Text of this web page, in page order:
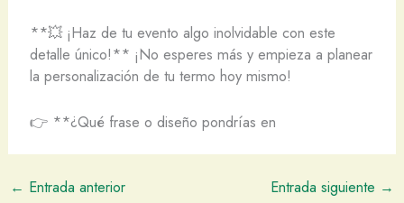
**💥 ¡Haz de tu evento algo inolvidable con este
detalle único!** ¡No esperes más y empieza a planear
la personalización de tu termo hoy mismo!
👉 **¿Qué frase o diseño pondrías en
← Entrada anterior Entrada siguiente →